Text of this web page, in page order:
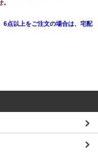
6点以上をご注文の場合は、宅配